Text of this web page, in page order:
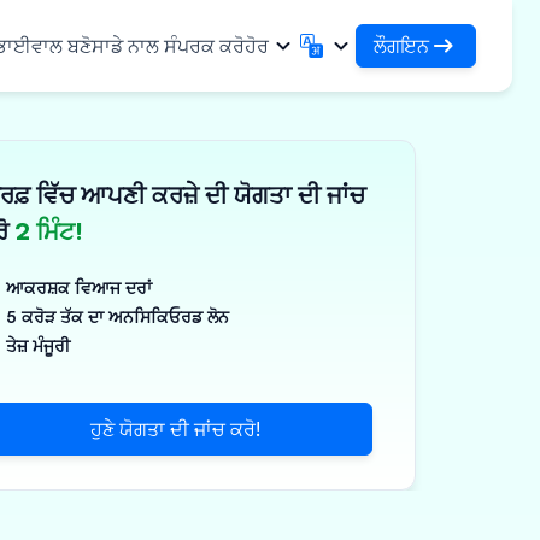
ਅਤੇ ਉਦਯੋਗਿਕ
ਅਤੇ ਮੈਡੀਕਲ
ਅਤੇ ਛੋਟੇ ਉਪਕਰਣ
ਬਣੋਸਾਡੇ ਨਾਲ ਸੰਪਰਕ ਕਰੋਹੋਰ
हिन्दी
ଓଡ଼ିଆ
తెలుగు
Telugu
বাংলা
ਲੌਗਇਨ
DSA ਵਜੋਂ ਲੌਗਇਨ ਕਰੋ
ਵਿੱਚ ਆਪਣੀ ਕਰਜ਼ੇ ਦੀ ਯੋਗਤਾ ਦੀ ਜਾਂਚ
2 ਮਿੰਟ!
ਆਕਰਸ਼ਕ ਵਿਆਜ ਦਰਾਂ
5 ਕਰੋੜ ਤੱਕ ਦਾ ਅਨਸਿਕਿਓਰਡ ਲੋਨ
ਤੇਜ਼ ਮੰਜੂਰੀ
ਹੁਣੇ ਯੋਗਤਾ ਦੀ ਜਾਂਚ ਕਰੋ!